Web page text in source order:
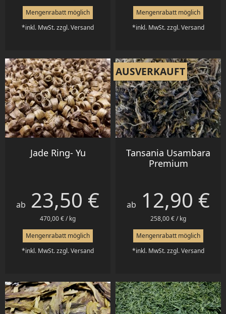
Mengenrabatt möglich
*inkl. MwSt. zzgl. Versand
Mengenrabatt möglich
*inkl. MwSt. zzgl. Versand
Jade Ring- Yu
Preis
ab 23,50 €
470,00 € / kg
Mengenrabatt möglich
*inkl. MwSt. zzgl. Versand
Tansania Usambara
Premium
Preis
ab 12,90 €
258,00 € / kg
Mengenrabatt möglich
*inkl. MwSt. zzgl. Versand
AUSVERKAUFT